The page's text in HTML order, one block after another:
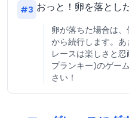
#3 おっと！卵を落とし
卵が落ちた場合は
から続行します。
レースは楽しさと
プランキー)のゲー
さい！